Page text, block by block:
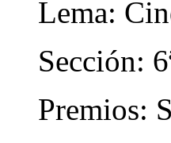
Lema:
Sección:
Premios: